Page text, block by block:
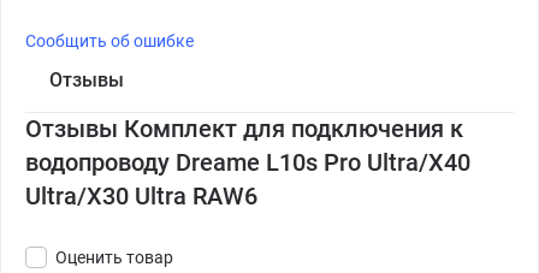
Сообщить об ошибке
Отзывы
Отзывы Комплект для подключения к
водопроводу Dreame L10s Pro Ultra/X40
Ultra/X30 Ultra RAW6
Оценить товар